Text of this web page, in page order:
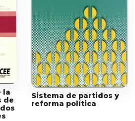
la
de
Sistema de partidos y
reforma política